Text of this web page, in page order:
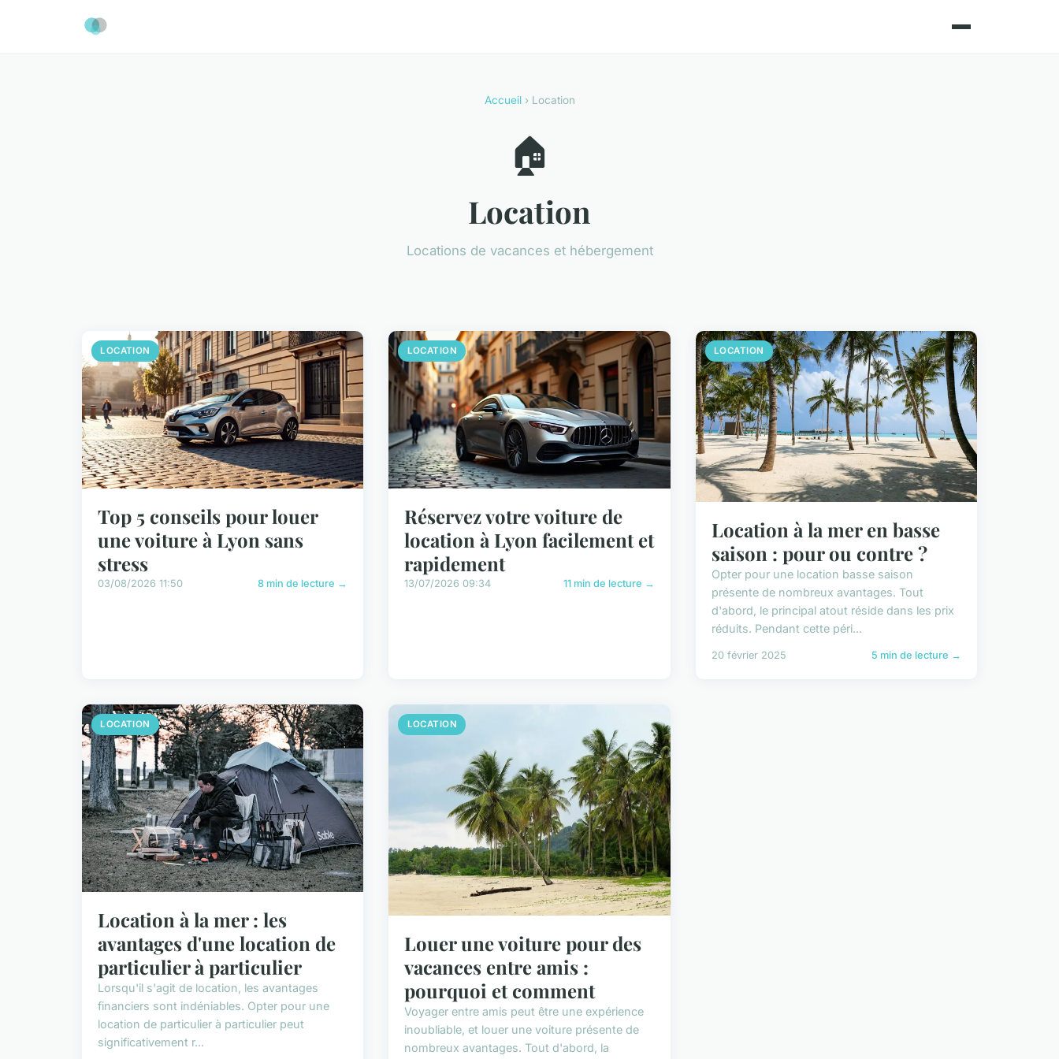
Accueil› Location
🏠
Location
Locations de vacances et hébergement
LOCATION
Top 5 conseils pour louer
une voiture à Lyon sans
stress
03/08/2026 11:50 8 min de lecture →
LOCATION
Réservez votre voiture de
location à Lyon facilement et
rapidement
13/07/2026 09:34 11 min de lecture →
LOCATION
Location à la mer en basse
saison : pour ou contre ?
Opter pour une location basse saison
présente de nombreux avantages. Tout
d'abord, le principal atout réside dans les prix
réduits. Pendant cette péri...
20 février 2025 5 min de lecture →
LOCATION
Location à la mer : les
avantages d'une location de
particulier à particulier
Lorsqu'il s'agit de location, les avantages
financiers sont indéniables. Opter pour une
location de particulier à particulier peut
significativement r...
LOCATION
Louer une voiture pour des
vacances entre amis :
pourquoi et comment
Voyager entre amis peut être une expérience
inoubliable, et louer une voiture présente de
nombreux avantages. Tout d'abord, la